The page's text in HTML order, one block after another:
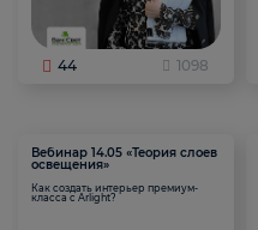
44 1098
Вебинар 14.05 «Теория слоев
освещения»
Как создать интерьер премиум-
класса с Arlight?